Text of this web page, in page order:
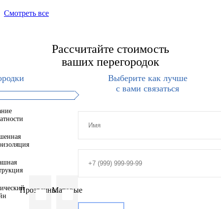
Смотреть все
Рассчитайте стоимость
ваших перегородок
ПрозрачныеМатовые
Выберите как лучше
с вами связаться